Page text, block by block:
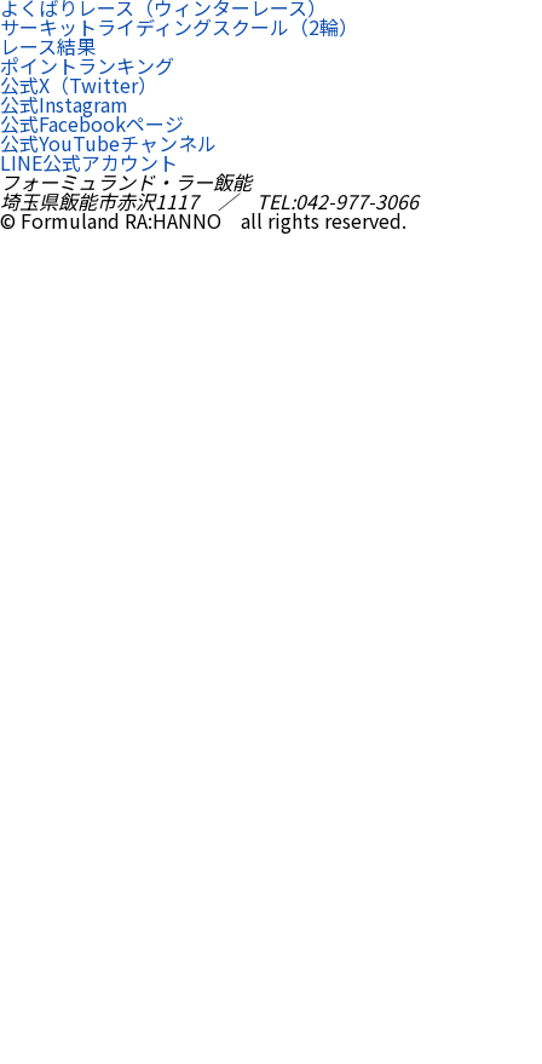
よくばりレース（ウィンターレース）
サーキットライディングスクール（2輪）
レース結果
ポイントランキング
公式X（Twitter）
公式Instagram
公式Facebookページ
公式YouTubeチャンネル
LINE公式アカウント
フォーミュランド・ラー飯能
埼玉県飯能市赤沢1117 ／ TEL:042-977-3066
© Formuland RA:HANNO all rights reserved.